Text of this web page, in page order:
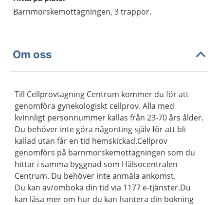
Barnmorskemottagningen, 3 trappor.
Om oss
Till Cellprovtagning Centrum kommer du för att
genomföra gynekologiskt cellprov. Alla med
kvinnligt personnummer kallas från 23-70 års ålder.
Du behöver inte göra någonting själv för att bli
kallad utan får en tid hemskickad.Cellprov
genomförs på barnmorskemottagningen som du
hittar i samma byggnad som Hälsocentralen
Centrum. Du behöver inte anmäla ankomst.
Du kan av/omboka din tid via 1177 e-tjänster.Du
kan läsa mer om hur du kan hantera din bokning